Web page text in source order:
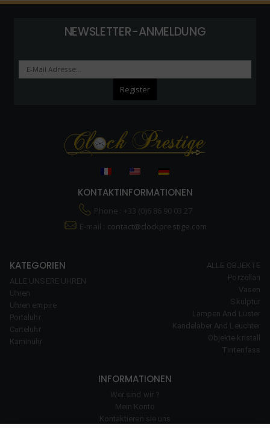
NEWSLETTER-ANMELDUNG
KONTAKTINFORMATIONEN
Phone : +33 (0)6 86 90 03 27
E-mail : contact@clockprestige.com
KATEGORIEN
ALLE UNSERE UHREN
Uhren
Uhren empire
Portaluhr
Carteluhr
Kaminuhr
ALLE OBJEKTE
Porzellan
Vasen
Skulptur
Lampen And Lüster
Kandelaber And Leuchter
Objekte kristall
Tintenfass
INFORMATIONEN
Wer sind wir ?
Mein Konto
Kontaktieren sie uns